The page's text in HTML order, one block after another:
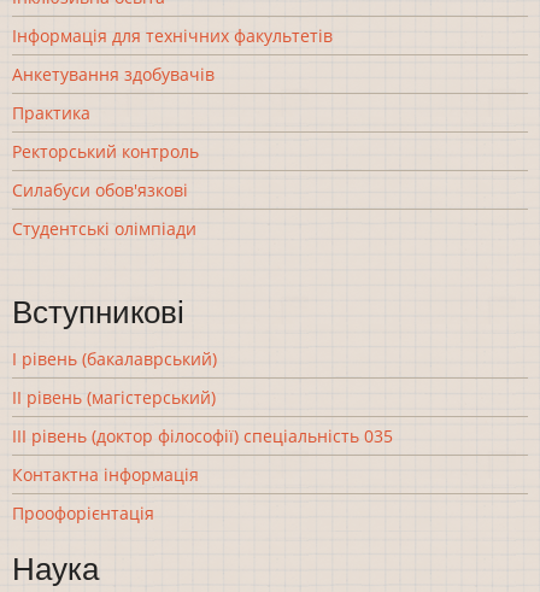
Інформація для технічних факультетів
Анкетування здобувачів
Практика
Ректорський контроль
Силабуси обов'язкові
Студентські олімпіади
Вступникові
І рівень (бакалаврський)
ІІ рівень (магістерський)
ІІІ рівень (доктор філософії) спеціальність 035
Контактна інформація
Проофорієнтація
Наука